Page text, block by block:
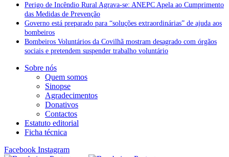
Perigo de Incêndio Rural Agrava-se: ANEPC Apela ao Cumprimento
das Medidas de Prevenção
Governo está preparado para “soluções extraordinárias” de ajuda aos
bombeiros
Bombeiros Voluntários da Covilhã mostram desagrado com órgãos
sociais e pretendem suspender trabalho voluntário
Sobre nós
Quem somos
Sinopse
Agradecimentos
Donativos
Contactos
Estatuto editorial
Ficha técnica
Facebook Instagram